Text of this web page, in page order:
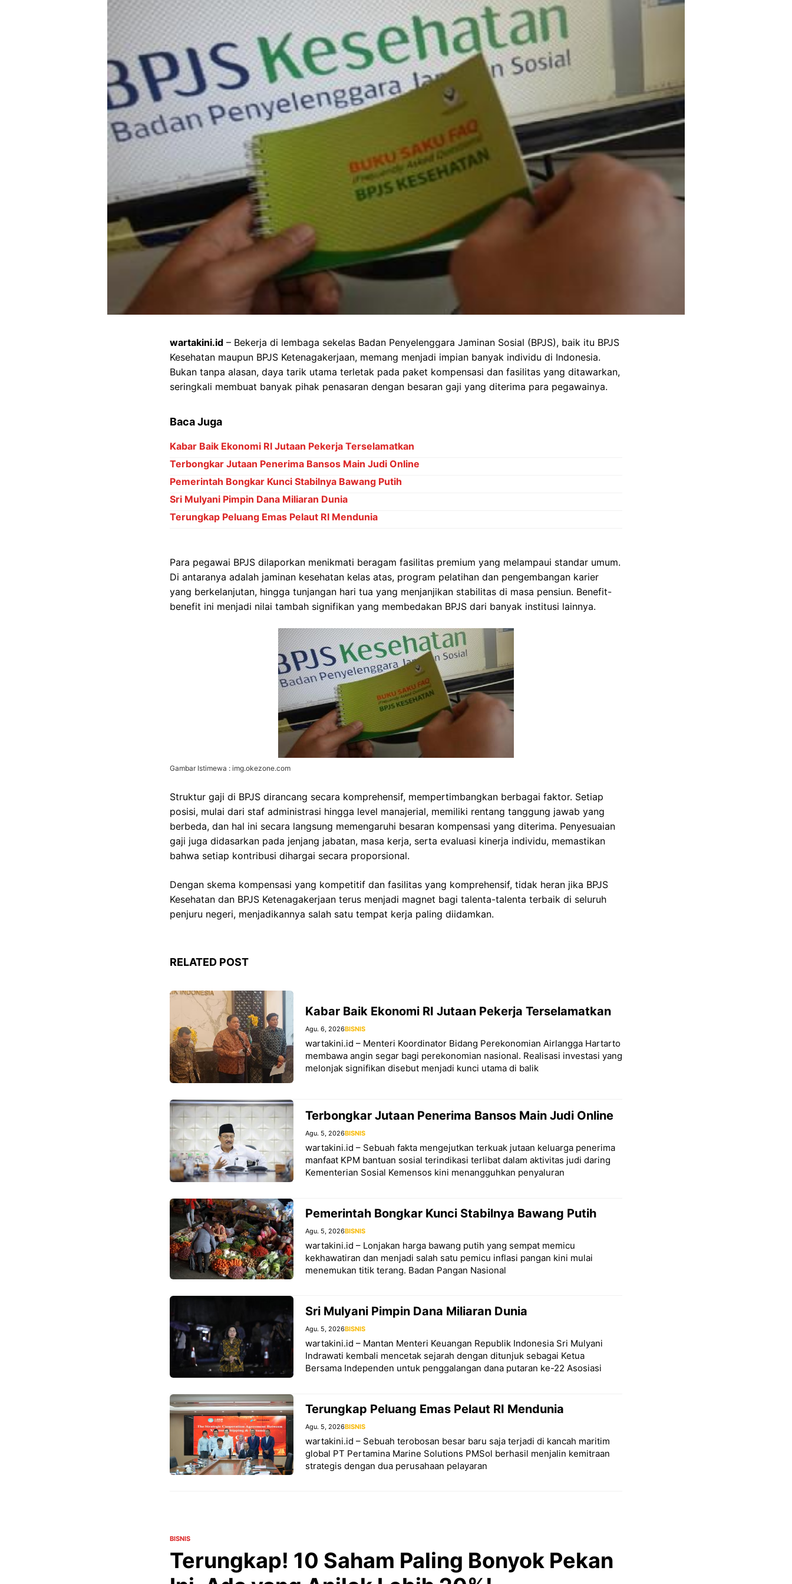
wartakini.id – Bekerja di lembaga sekelas Badan Penyelenggara Jaminan Sosial (BPJS), baik itu BPJS
Kesehatan maupun BPJS Ketenagakerjaan, memang menjadi impian banyak individu di Indonesia.
Bukan tanpa alasan, daya tarik utama terletak pada paket kompensasi dan fasilitas yang ditawarkan,
seringkali membuat banyak pihak penasaran dengan besaran gaji yang diterima para pegawainya.
Baca Juga
Kabar Baik Ekonomi RI Jutaan Pekerja Terselamatkan
Terbongkar Jutaan Penerima Bansos Main Judi Online
Pemerintah Bongkar Kunci Stabilnya Bawang Putih
Sri Mulyani Pimpin Dana Miliaran Dunia
Terungkap Peluang Emas Pelaut RI Mendunia
Para pegawai BPJS dilaporkan menikmati beragam fasilitas premium yang melampaui standar umum.
Di antaranya adalah jaminan kesehatan kelas atas, program pelatihan dan pengembangan karier
yang berkelanjutan, hingga tunjangan hari tua yang menjanjikan stabilitas di masa pensiun. Benefit-
benefit ini menjadi nilai tambah signifikan yang membedakan BPJS dari banyak institusi lainnya.
Gambar Istimewa : img.okezone.com
Struktur gaji di BPJS dirancang secara komprehensif, mempertimbangkan berbagai faktor. Setiap
posisi, mulai dari staf administrasi hingga level manajerial, memiliki rentang tanggung jawab yang
berbeda, dan hal ini secara langsung memengaruhi besaran kompensasi yang diterima. Penyesuaian
gaji juga didasarkan pada jenjang jabatan, masa kerja, serta evaluasi kinerja individu, memastikan
bahwa setiap kontribusi dihargai secara proporsional.
Dengan skema kompensasi yang kompetitif dan fasilitas yang komprehensif, tidak heran jika BPJS
Kesehatan dan BPJS Ketenagakerjaan terus menjadi magnet bagi talenta-talenta terbaik di seluruh
penjuru negeri, menjadikannya salah satu tempat kerja paling diidamkan.
RELATED POST
Kabar Baik Ekonomi RI Jutaan Pekerja Terselamatkan
Agu. 6, 2026BISNIS
wartakini.id – Menteri Koordinator Bidang Perekonomian Airlangga Hartarto
membawa angin segar bagi perekonomian nasional. Realisasi investasi yang
melonjak signifikan disebut menjadi kunci utama di balik
Terbongkar Jutaan Penerima Bansos Main Judi Online
Agu. 5, 2026BISNIS
wartakini.id – Sebuah fakta mengejutkan terkuak jutaan keluarga penerima
manfaat KPM bantuan sosial terindikasi terlibat dalam aktivitas judi daring
Kementerian Sosial Kemensos kini menangguhkan penyaluran
Pemerintah Bongkar Kunci Stabilnya Bawang Putih
Agu. 5, 2026BISNIS
wartakini.id – Lonjakan harga bawang putih yang sempat memicu
kekhawatiran dan menjadi salah satu pemicu inflasi pangan kini mulai
menemukan titik terang. Badan Pangan Nasional
Sri Mulyani Pimpin Dana Miliaran Dunia
Agu. 5, 2026BISNIS
wartakini.id – Mantan Menteri Keuangan Republik Indonesia Sri Mulyani
Indrawati kembali mencetak sejarah dengan ditunjuk sebagai Ketua
Bersama Independen untuk penggalangan dana putaran ke-22 Asosiasi
Terungkap Peluang Emas Pelaut RI Mendunia
Agu. 5, 2026BISNIS
wartakini.id – Sebuah terobosan besar baru saja terjadi di kancah maritim
global PT Pertamina Marine Solutions PMSol berhasil menjalin kemitraan
strategis dengan dua perusahaan pelayaran
BISNIS
Terungkap! 10 Saham Paling Bonyok Pekan